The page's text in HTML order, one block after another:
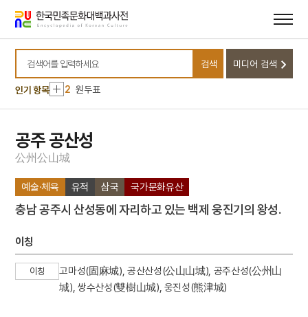
바로가기
바로가기
검색어를 입력하세요
검색 미디어 검색
인기 항목
10 견우직녀 설화
1 사천왕
2 원두표
3 강강술래
4 금성대군
5 강릉사범학교
의금부
8 한국독립당
10 견우직녀 설화
1
사천왕
2
원두표
공주 공산성
公州公山城
예술·체육 유적 삼국 국가문화유산
충남 공주시 산성동에 자리하고 있는 백제 웅진기의 왕성.
이칭
이칭
고마성(固麻城), 공산산성(公山山城), 공주산성(公州山
城), 쌍수산성(雙樹山城), 웅진성(熊津城)